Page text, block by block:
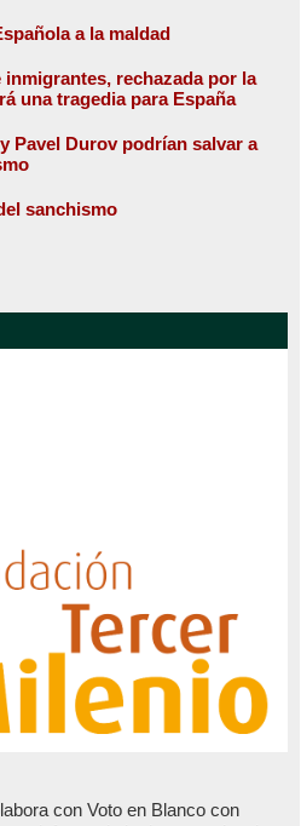
a la maldad
rechazada por la
una tragedia para España
Pavel Durov podrían salvar a
sanchismo
con Voto en Blanco con